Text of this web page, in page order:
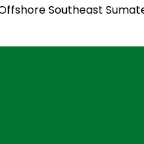
Southeast